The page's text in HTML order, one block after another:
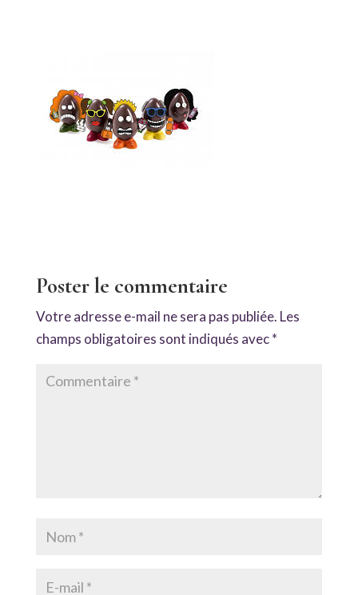
Poster le commentaire
Votre adresse e-mail ne sera pas publiée. Les
champs obligatoires sont indiqués avec*